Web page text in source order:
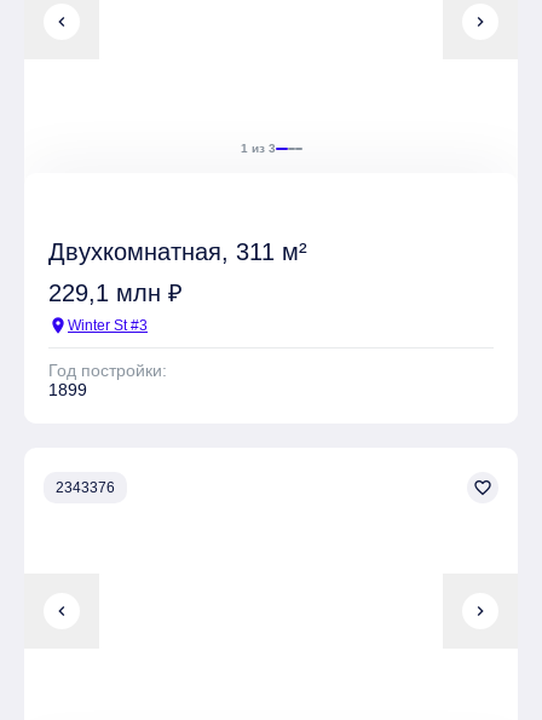
chevron_left chevron_right
1 из 3
Двухкомнатная, 311 м²
229,1 млн ₽
location_on Winter St #3
Год постройки:
1899
chevron_left chevron_right
2343376 favorite_border